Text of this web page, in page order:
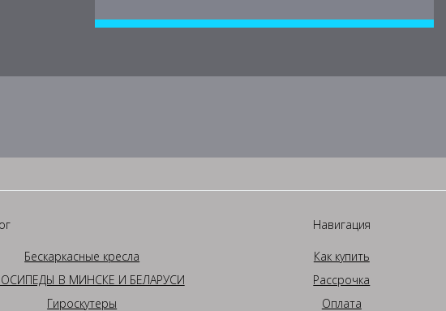
Бескаркасные кресла
В МИНСКЕ И БЕЛАРУСИ
Гироскутеры
Навигация
Как купить
Рассрочка
Оплата